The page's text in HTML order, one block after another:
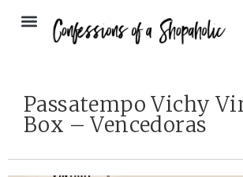
Passatempo Vichy
Box – Vencedoras